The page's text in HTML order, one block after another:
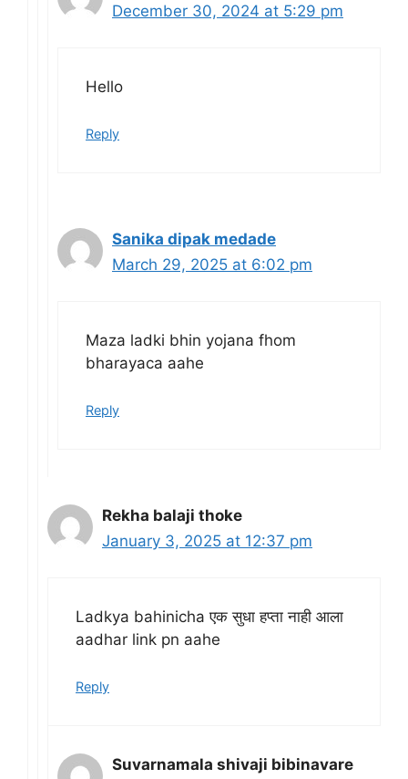
December 30, 2024 at 5:29 pm
Hello
Reply
Sanika dipak medade
March 29, 2025 at 6:02 pm
Maza ladki bhin yojana fhom
bharayaca aahe
Reply
Rekha balaji thoke
January 3, 2025 at 12:37 pm
Ladkya bahinicha एक सुधा हप्ता नाही आला
aadhar link pn aahe
Reply
Suvarnamala shivaji bibinavare